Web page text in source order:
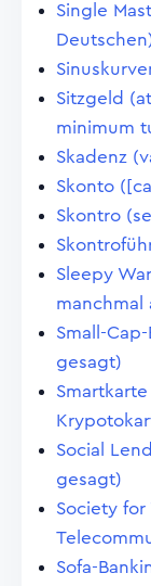
Single
Sitzgeld
minimum
Skadenz
Skonto
Skontro
Sleepy
manchmal
Small-
gesagt)
Social
gesagt)
Society for
Sofa-